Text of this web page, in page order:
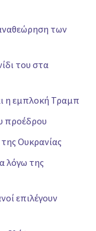
των
του στα
η εμπλοκή Τραμπ
προέδρου
Ουκρανίας
λόγω της
επιλέγουν